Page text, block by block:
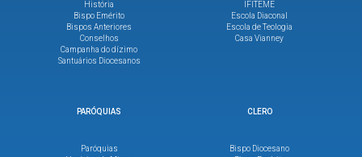
História
Bispo Emérito
Bispos Anteriores
Conselhos
Campanha do dízimo
Santuários Diocesanos
IFITEME
Escola Diaconal
Escola de Teologia
Casa Vianney
PARÓQUIAS
Paróquias
CLERO
Bispo Diocesano